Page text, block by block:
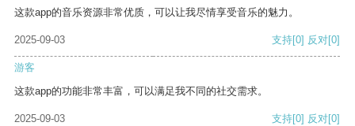
这款app的音乐资源非常优质，可以让我尽情享受音乐的魅力。
2025-09-03 支持[0] 反对[0]
游客
这款app的功能非常丰富，可以满足我不同的社交需求。
2025-09-03 支持[0] 反对[0]